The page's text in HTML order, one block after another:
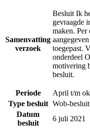
Samenvatting
verzoek
Besluit Ik
gevraagde
maken. Per
toegepast.
onderdeel
motivering
besluit.
Periode
April t/m
Type besluit Wob-besluit
Datum
besluit
6 juli 2021